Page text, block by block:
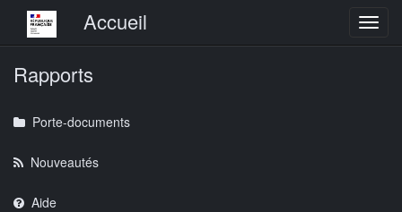
Menu principalAccueil
Rapports
Porte-documents
Nouveautés
Aide